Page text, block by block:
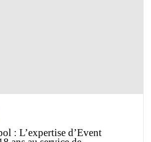
: L’expertise d’Event